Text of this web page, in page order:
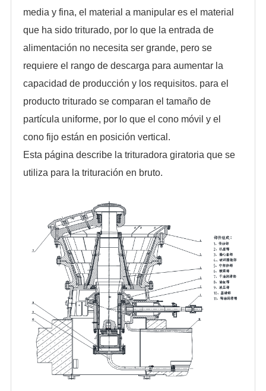
media y fina, el material a manipular es el material
que ha sido triturado, por lo que la entrada de
alimentación no necesita ser grande, pero se
requiere el rango de descarga para aumentar la
capacidad de producción y los requisitos. para el
producto triturado se comparan el tamaño de
partícula uniforme, por lo que el cono móvil y el
cono fijo están en posición vertical.
Esta página describe la trituradora giratoria que se
utiliza para la trituración en bruto.